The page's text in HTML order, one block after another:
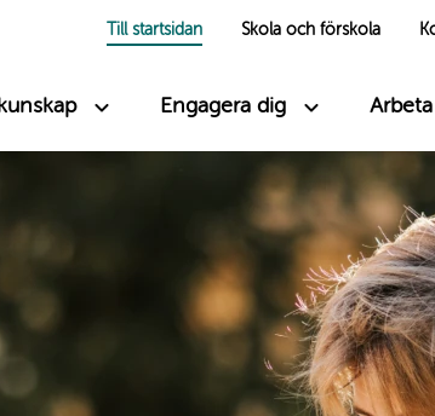
Till startsidan Skola och förskola
- second
Engagera dig